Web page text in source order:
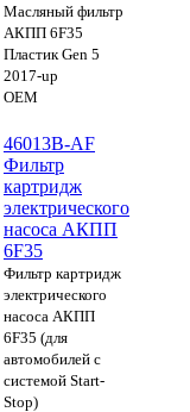
Масляный фильтр
АКПП 6F35
Пластик Gen 5
2017-up
OEM
46013B-AF
Фильтр
картридж
электрического
насоса АКПП
6F35
Фильтр картридж
электрического
насоса АКПП
6F35 (для
автомобилей с
системой Start-
Stop)